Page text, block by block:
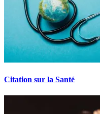
Citation sur la Santé